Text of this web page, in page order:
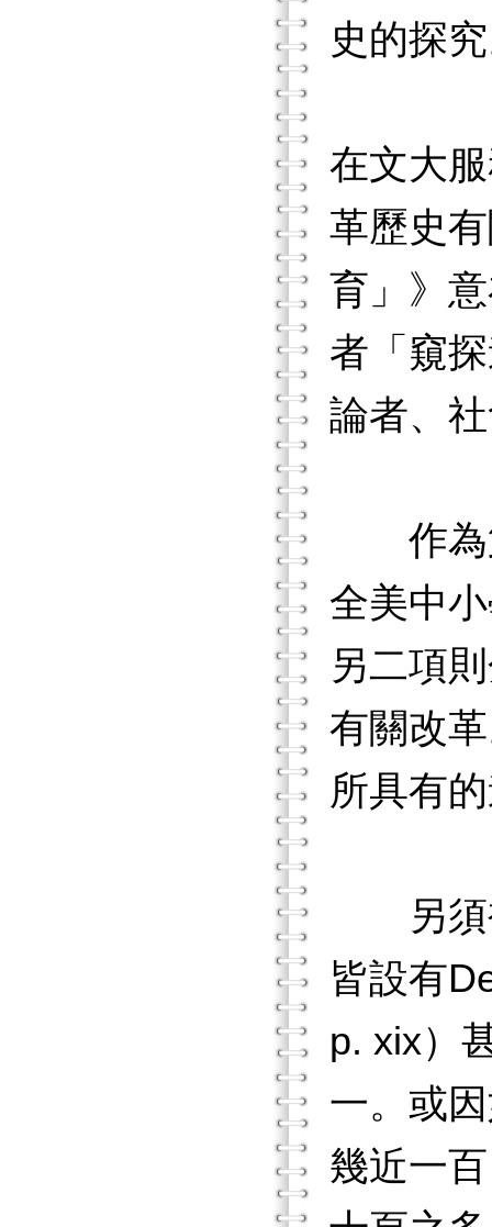
史的探
在文大
革歷史
育」》
者「窺
論者、
作為第
全美中
另二項
有關改
所具有
另須補
皆設有
p. xix）
一。或
幾近一